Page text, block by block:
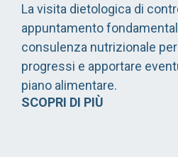
La visita dietologica di
appuntamento
consulenza nutrizionale
progressi e apportare
piano alimentare.
SCOPRI DI PIÙ